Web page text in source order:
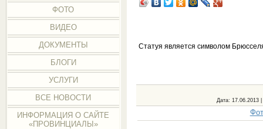
ФОТО
ВИДЕО
ДОКУМЕНТЫ
БЛОГИ
УСЛУГИ
ВСЕ НОВОСТИ
ИНФОРМАЦИЯ О САЙТЕ
«ПРОВИНЦИАЛЫ»
Статуя является символом
Дата: 17.06.2013 |